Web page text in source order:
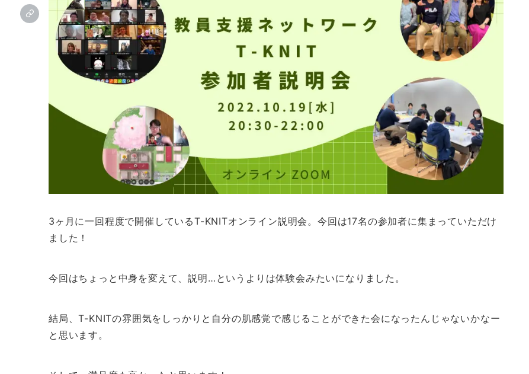
3ヶ月に一回程度で開催しているT-KNITオンライン説明会。今回は17名の参加者に集まっていただけ
ました！
今回はちょっと中身を変えて、説明…というよりは体験会みたいになりました。
結局、T-KNITの雰囲気をしっかりと自分の肌感覚で感じることができた会になったんじゃないかなー
と思います。